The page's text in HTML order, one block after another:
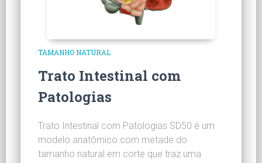
TAMANHO NATURAL
Trato Intestinal com
Patologias
Trato Intestinal com Patologias SD50 é um
modelo anatômico com metade do
tamanho natural em corte que traz uma